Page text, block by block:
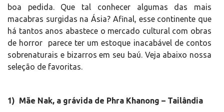
boa pedida. Que tal conhecer algumas das mais
macabras surgidas na Ásia? Afinal, esse continente que
há tantos anos abastece o mercado cultural com obras
de horror parece ter um estoque inacabável de contos
sobrenaturais e bizarros em seu baú. Veja abaixo nossa
seleção de favoritas.
1) Mãe Nak, a grávida de Phra Khanong – Tailândia